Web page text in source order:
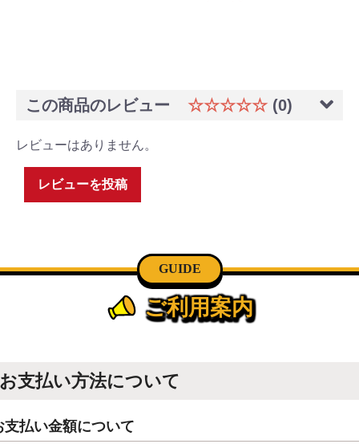
この商品のレビュー ☆☆☆☆☆ (0)
レビューはありません。
レビューを投稿
GUIDE
ご利用案内
お支払い方法について
支払い金額について